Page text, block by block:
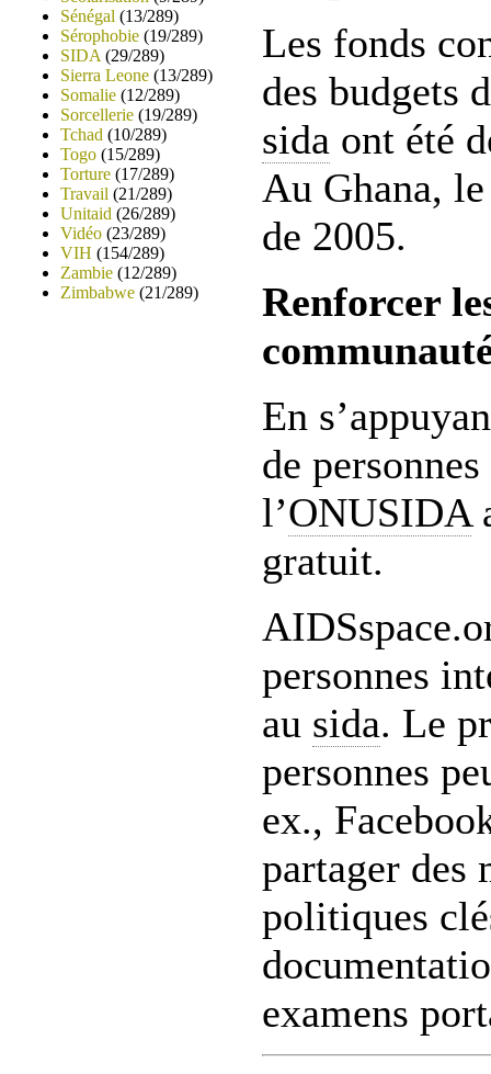
Sénégal (13/289)
Sérophobie (19/289)
SIDA (29/289)
Sierra Leone (13/289)
Somalie (12/289)
Sorcellerie (19/289)
Tchad (10/289)
Togo (15/289)
Torture (17/289)
Travail (21/289)
Unitaid (26/289)
Vidéo (23/289)
VIH (154/289)
Zambie (12/289)
Zimbabwe (21/289)
Les fonds
des budgets
sida ont été
Au Ghana,
de 2005.
Renforcer
En
de
l’ONUSIDA
gratuit.
personnes
au sida. Le
personnes
ex.,
partager des
politiques
examens